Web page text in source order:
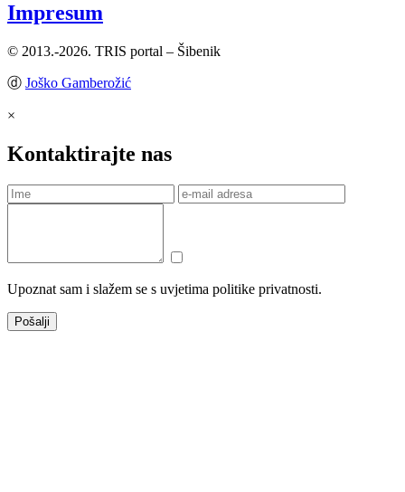
Impresum
© 2013.-2026. TRIS portal – Šibenik
ⓓ Joško Gamberožić
×
Kontaktirajte nas
Upoznat sam i slažem se s uvjetima politike privatnosti.
Pošalji